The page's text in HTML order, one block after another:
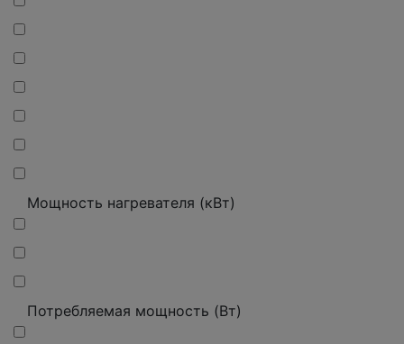
Мощность нагревателя (кВт)
Потребляемая мощность (Вт)